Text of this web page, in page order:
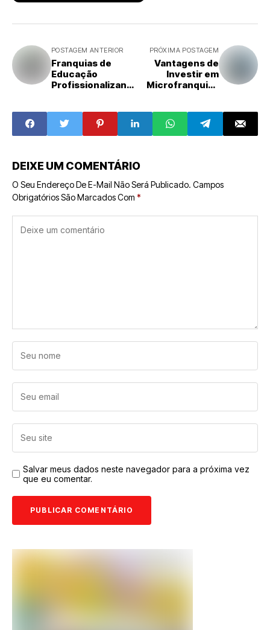
POSTAGEM ANTERIOR
Franquias de
Educação
Profissionalizant
Qualificação para
o Trabalho
PRÓXIMA POSTAGEM
Vantagens de
Investir em
Microfranquias
Segundo
Guilherme Mauri,
CEO da Minha
DEIXE UM COMENTÁRIO
O Seu Endereço De E-Mail Não Será Publicado. Campos
Obrigatórios São Marcados Com *
Salvar meus dados neste navegador para a próxima vez
que eu comentar.